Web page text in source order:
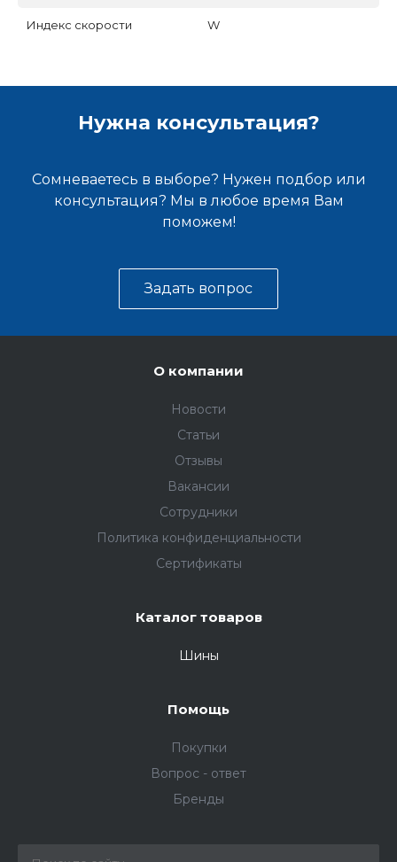
Индекс скорости W
Нужна консультация?
Сомневаетесь в выборе? Нужен подбор или
консультация? Мы в любое время Вам
поможем!
Задать вопрос
О компании
Новости
Статьи
Отзывы
Вакансии
Сотрудники
Политика конфиденциальности
Сертификаты
Каталог товаров
Шины
Помощь
Покупки
Вопрос - ответ
Бренды